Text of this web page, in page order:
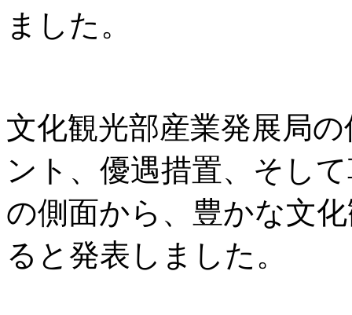
ました。
文化観光部産業発展局
ント、優遇措置、そし
の側面から、豊かな文
ると発表しました。